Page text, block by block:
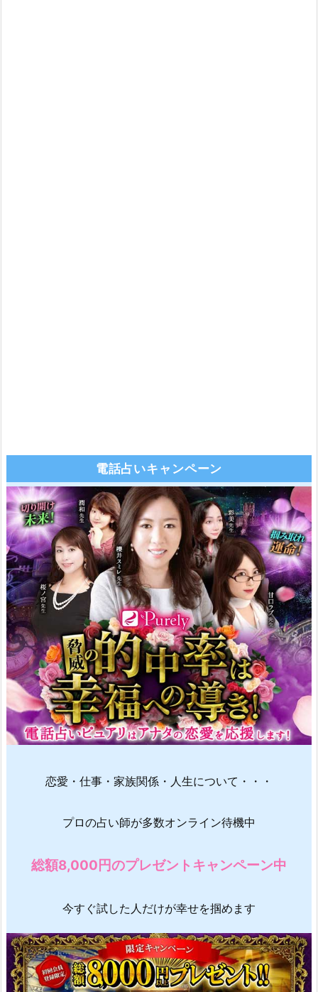
電話占いキャンペーン
恋愛・仕事・家族関係・人生について・・・
プロの占い師が多数オンライン待機中
総額8,000円のプレゼントキャンペーン中
今すぐ試した人だけが幸せを掴めます